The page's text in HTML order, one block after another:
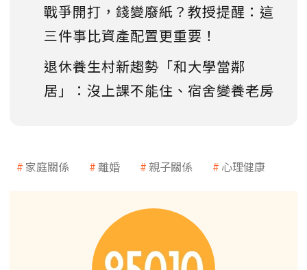
戰爭開打，錢變廢紙？教授提醒：這
三件事比資產配置更重要！
退休養生村新趨勢「和大學當鄰
居」：沒上課不能住、宿舍變養老房
家庭關係 離婚 親子關係 心理健康